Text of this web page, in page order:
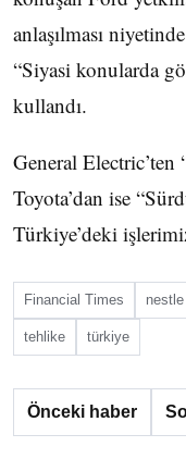
anlaşılması
“Siyasi konularda
kullandı.
General Electric’ten
Toyota’dan ise
Türkiye’deki
Financial Times nestle
tehlike türkiye
Önceki haber